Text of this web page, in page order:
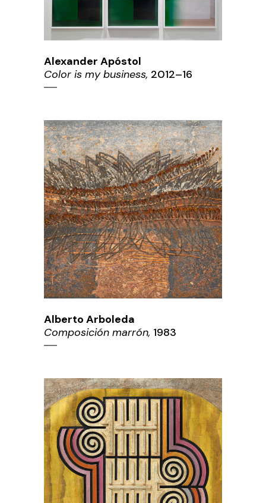
Alexander Apóstol
Color is my business, 2012–16
Alberto Arboleda
Composición marrón, 1983